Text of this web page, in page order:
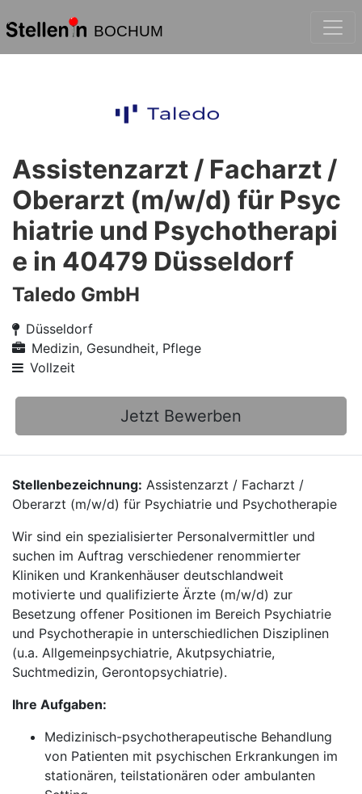
BOCHUM
Assistenzarzt / Facharzt /
Oberarzt (m/w/d) für Psyc
hiatrie und Psychotherapi
e in 40479 Düsseldorf
Taledo GmbH
Düsseldorf
Medizin, Gesundheit, Pflege
Vollzeit
Jetzt Bewerben
Stellenbezeichnung: Assistenzarzt / Facharzt /
Oberarzt (m/w/d) für Psychiatrie und Psychotherapie
Wir sind ein spezialisierter Personalvermittler und
suchen im Auftrag verschiedener renommierter
Kliniken und Krankenhäuser deutschlandweit
motivierte und qualifizierte Ärzte (m/w/d) zur
Besetzung offener Positionen im Bereich Psychiatrie
und Psychotherapie in unterschiedlichen Disziplinen
(u.a. Allgemeinpsychiatrie, Akutpsychiatrie,
Suchtmedizin, Gerontopsychiatrie).
Ihre Aufgaben:
Medizinisch-psychotherapeutische Behandlung
von Patienten mit psychischen Erkrankungen im
stationären, teilstationären oder ambulanten